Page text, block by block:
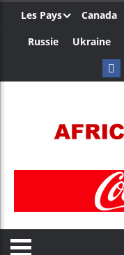
Les Pays Canada
Russie
Ukraine